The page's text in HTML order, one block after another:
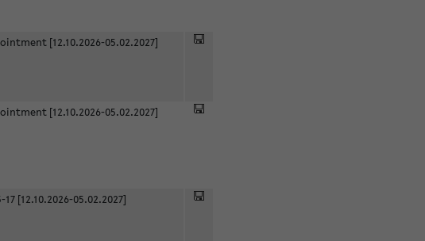
[12.10.2026-05.02.2027]
[12.10.2026-05.02.2027]
17 [12.10.2026-05.02.2027]